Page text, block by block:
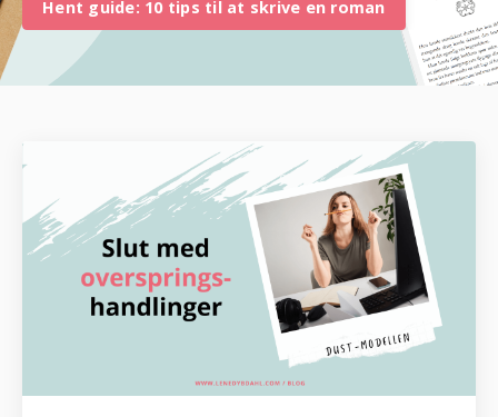
Hent guide: 10 tips til at skrive en roman